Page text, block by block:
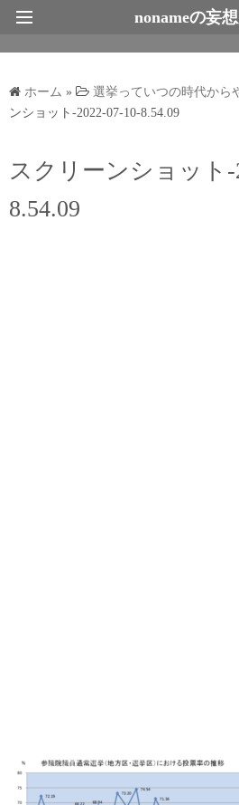
nonameの妄
最新情報トップページ
ホーム » 選挙っていつの時代から
ンショット-2022-07-10-8.54.09
スクリーンショット-
8.54.09